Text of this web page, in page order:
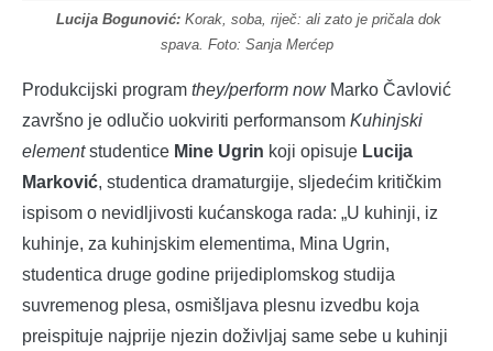
Lucija Bogunović: Korak, soba, riječ: ali zato je pričala dok
spava. Foto: Sanja Merćep
Produkcijski program they/perform nowMarko Čavlović
završno je odlučio uokviriti performansom Kuhinjski
elementstudentice Mine Ugrin koji opisuje Lucija
Marković, studentica dramaturgije, sljedećim kritičkim
ispisom o nevidljivosti kućanskoga rada: „U kuhinji, iz
kuhinje, za kuhinjskim elementima, Mina Ugrin,
studentica druge godine prijediplomskog studija
suvremenog plesa, osmišljava plesnu izvedbu koja
preispituje najprije njezin doživljaj same sebe u kuhinji